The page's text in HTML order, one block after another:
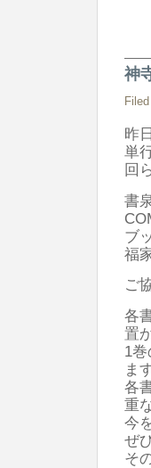
神
昨
単
回
書
ブ
福
ご
各
置
1
ま
各
重
今
ぜ
そ